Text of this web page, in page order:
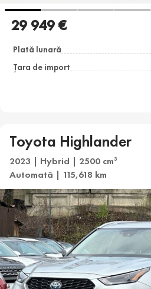
29 949 €
Plată lunară
Țara de import
Toyota Highlander
2023 | Hybrid | 2500 cm3
Automată | 115,618 km